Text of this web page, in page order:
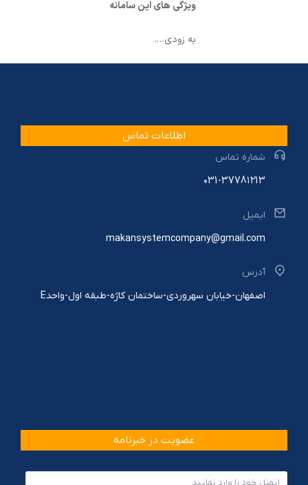
ویژگی های این سامانه
به زودی….
اطلاعات تماس
شماره تماس
۰31-3778۱۲13
ایمیل
makansystemcompany@gmail.com
آدرس
اصفهان-خیابان سهروردی-ساختمان کاژه-طبقه اول-واحدE
عضویت در خبرنامه